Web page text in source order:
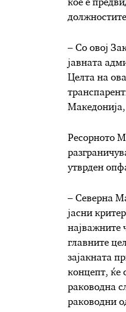
кое е
– Со овој
јавната
Целта на
Ресорното
утврден
– Северна
јасни
најважните
главните
зајакната
концепт, ќе
раководна
раководни